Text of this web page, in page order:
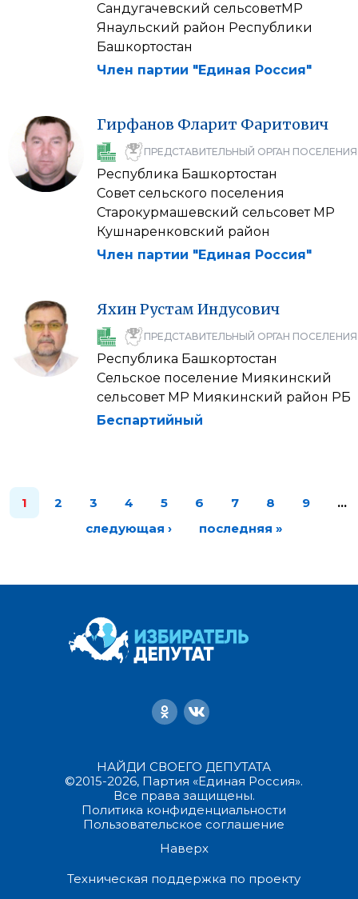
Сандугачевский сельсоветМР
Янаульский район Республики
Башкортостан
Член партии "Единая Россия"
Гирфанов Фларит Фаритович
ПРЕДСТАВИТЕЛЬНЫЙ ОРГАН ПОСЕЛЕНИЯ
Республика Башкортостан
Совет сельского поселения
Старокурмашевский сельсовет МР
Кушнаренковский район
Член партии "Единая Россия"
ЯхинРустам Индусович
ПРЕДСТАВИТЕЛЬНЫЙ ОРГАН ПОСЕЛЕНИЯ
Республика Башкортостан
Сельское поселение Миякинский
сельсовет МР Миякинский район РБ
Беспартийный
1 2 3 4 5 6 7 8 9
…
следующая ›
последняя »
НАЙДИ СВОЕГО ДЕПУТАТА
©2015-2026, Партия «Единая Россия».
Все права защищены.
Политика конфиденциальности
Пользовательское соглашение
Наверх
Техническая поддержка по проекту